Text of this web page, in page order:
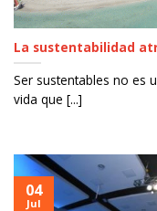
La sustentabilidad
Ser sustentables no es
vida que [...]
04
Jul